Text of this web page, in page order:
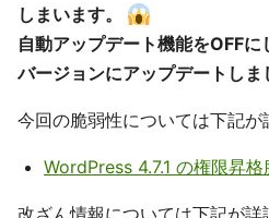
しまいます。
自動アップデート機能をOFF
バージョンにアップデートしま
今回の脆弱性については下記が
WordPress 4.7.1 の権限昇
改ざん情報については下記が詳